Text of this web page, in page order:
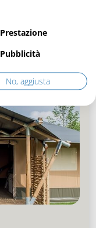
Prestazione
Pubblicità
No, aggiusta